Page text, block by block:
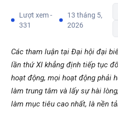
Góp ý - Phản ánh
Lượt xem -
331
13 tháng 5,
2026
Các tham luận tại Đại hội đại
lần thứ XI khẳng định tiếp tục
hoạt động, mọi hoạt động phải
làm trung tâm và lấy sự hài
làm mục tiêu cao nhất, là nền